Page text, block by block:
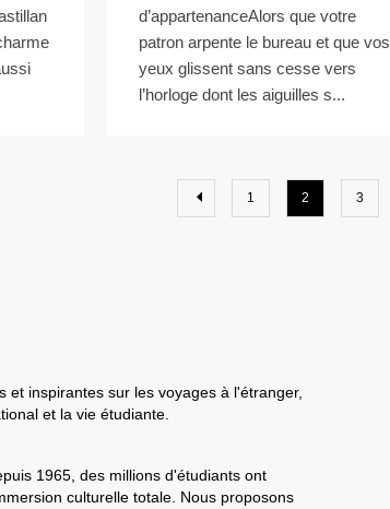
d’appartenanceAlors que votre
patron arpente le bureau et que vos
yeux glissent sans cesse vers
l’horloge dont les aiguilles s...
1 2 3
inspirantes sur les voyages à l'étranger,
et la vie étudiante.
1965, des millions d'étudiants ont
culturelle totale. Nous proposons